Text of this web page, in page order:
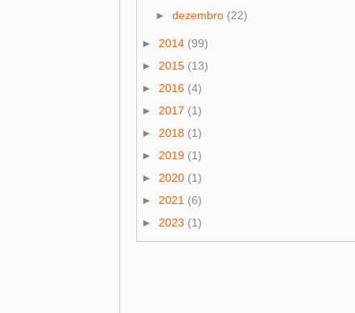
► dezembro (22)
► 2014 (99)
► 2015 (13)
► 2016 (4)
► 2017 (1)
► 2018 (1)
► 2019 (1)
► 2020 (1)
► 2021 (6)
► 2023 (1)